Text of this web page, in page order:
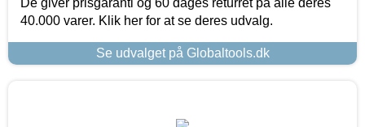
40.000 varer. Klik her for at se deres udvalg.
Se udvalget på Globaltools.dk